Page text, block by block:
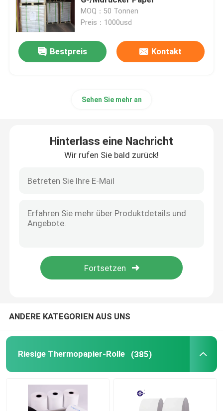
Aufkleber-stempelschneidene Maschine
Papierherstellungsmaschine
MOQ：50 Tonnen
Preis：1000usd
Bestpreis Kontakt
Sehen Sie mehr an
Hinterlass eine Nachricht
Wir rufen Sie bald zurück!
ANDERE KATEGORIEN AUS UNS
Riesige Thermopapier-Rolle (385)